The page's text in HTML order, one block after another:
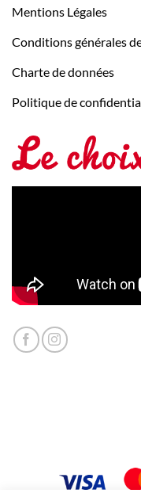
Mentions Légales
Conditions générales
Charte de données
Politique de